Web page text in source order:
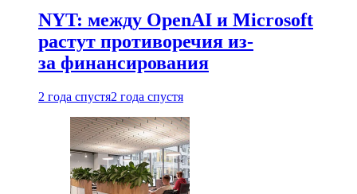
NYT: между OpenAI и Microsoft
растут противоречия из-
за финансирования
2 года спустя2 года спустя